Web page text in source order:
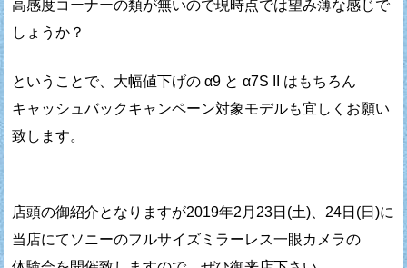
高感度コーナーの類が無いので現時点では望み薄な感じで
しょうか？
ということで、大幅値下げの α9 と α7S II はもちろん
キャッシュバックキャンペーン対象モデルも宜しくお願い
致します。
店頭の御紹介となりますが2019年2月23日(土)、24日(日)に
当店にてソニーのフルサイズミラーレス一眼カメラの